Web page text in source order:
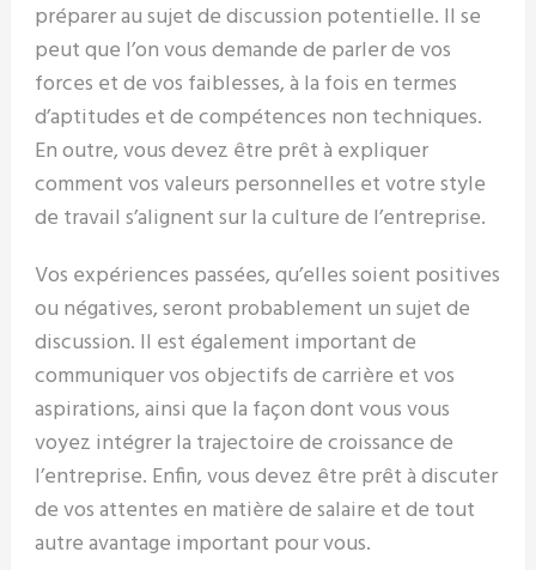
préparer au sujet de discussion potentielle. Il se
peut que l’on vous demande de parler de vos
forces et de vos faiblesses, à la fois en termes
d’aptitudes et de compétences non techniques.
En outre, vous devez être prêt à expliquer
comment vos valeurs personnelles et votre style
de travail s’alignent sur la culture de l’entreprise.
Vos expériences passées, qu’elles soient positives
ou négatives, seront probablement un sujet de
discussion. Il est également important de
communiquer vos objectifs de carrière et vos
aspirations, ainsi que la façon dont vous vous
voyez intégrer la trajectoire de croissance de
l’entreprise. Enfin, vous devez être prêt à discuter
de vos attentes en matière de salaire et de tout
autre avantage important pour vous.